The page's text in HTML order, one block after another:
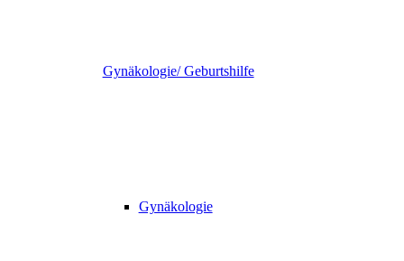
Gynäkologie/ Geburtshilfe
Gynäkologie